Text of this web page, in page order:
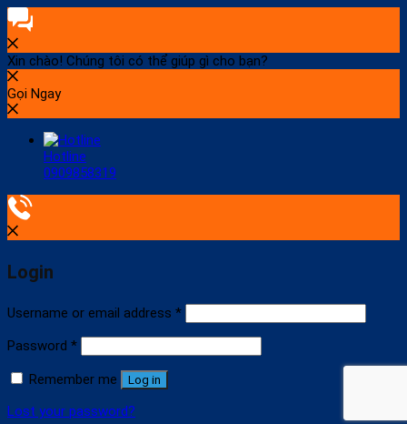
Xin chào! Chúng tôi có thể giúp gì cho bạn?
Gọi Ngay
Hotline
0909858319
Login
Username or email address *
Password *
Remember me Log in
Lost your password?